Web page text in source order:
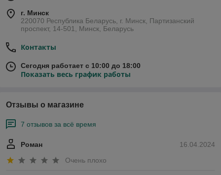
г. Минск
220070 Республика Беларусь, г. Минск, Партизанский
проспект, 14-501, Минск, Беларусь
Контакты
Сегодня работает с 10:00 до 18:00
Показать весь график работы
Отзывы о магазине
7 отзывов за всё время
16.04.2024
Роман
Очень плохо